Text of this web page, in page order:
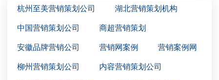
杭州至美营销策划公司 湖北营销策划机构
中国营销策划公司 商超营销策划
安徽品牌营销公司 营销网案例 营销案例网
柳州营销策划公司 内容营销策划公司